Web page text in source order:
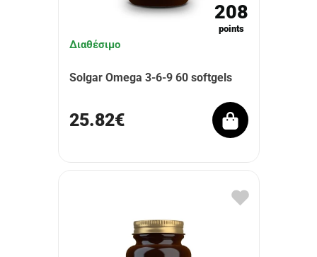
208
points
Διαθέσιμο
Solgar Omega 3-6-9 60 softgels
25.82€